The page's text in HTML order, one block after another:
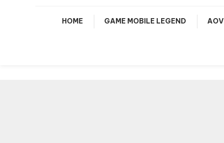
HOME GAME MOBILE LEGEND AOV